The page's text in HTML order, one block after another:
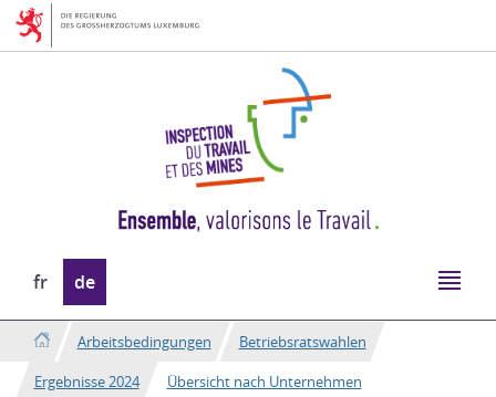
Zur
Navigation
Zum
Inhalt
Sprache
wechseln
fr de
Arbeitsbedingungen
Betriebsratswahlen
Ergebnisse 2024
Übersicht nach Unternehmen